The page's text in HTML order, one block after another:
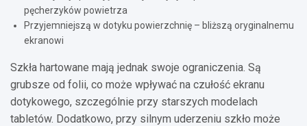
pęcherzyków powietrza
Przyjemniejszą w dotyku powierzchnię – bliższą oryginalnemu
ekranowi
Szkła hartowane mają jednak swoje ograniczenia. Są
grubsze od folii, co może wpływać na czułość ekranu
dotykowego, szczególnie przy starszych modelach
tabletów. Dodatkowo, przy silnym uderzeniu szkło może